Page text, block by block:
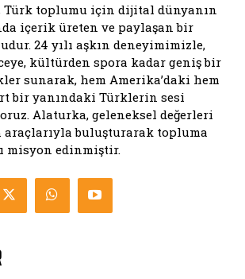
toplumu için dijital dünyanın
içerik üreten ve paylaşan bir
24 yılı aşkın deneyimimizle,
kültürden spora kadar geniş bir
sunarak, hem Amerika’daki hem
bir yanındaki Türklerin sesi
Alaturka, geleneksel değerleri
buluşturarak topluma
misyon edinmiştir.